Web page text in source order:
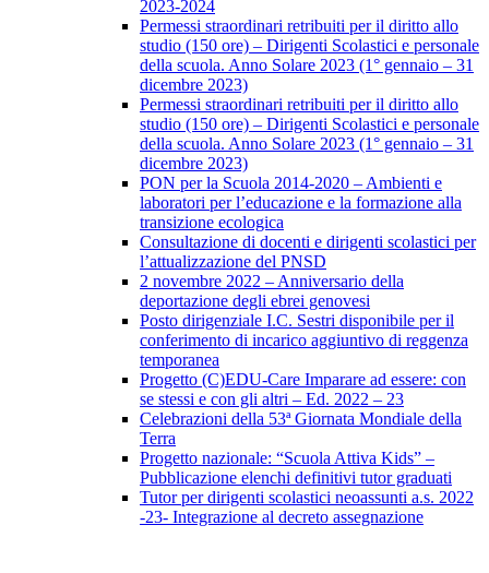
2023-2024
Permessi straordinari retribuiti per il diritto allo
studio (150 ore) – Dirigenti Scolastici e personale
della scuola. Anno Solare 2023 (1° gennaio – 31
dicembre 2023)
Permessi straordinari retribuiti per il diritto allo
studio (150 ore) – Dirigenti Scolastici e personale
della scuola. Anno Solare 2023 (1° gennaio – 31
dicembre 2023)
PON per la Scuola 2014-2020 – Ambienti e
laboratori per l’educazione e la formazione alla
transizione ecologica
Consultazione di docenti e dirigenti scolastici per
l’attualizzazione del PNSD
2 novembre 2022 – Anniversario della
deportazione degli ebrei genovesi
Posto dirigenziale I.C. Sestri disponibile per il
conferimento di incarico aggiuntivo di reggenza
temporanea
Progetto (C)EDU-Care Imparare ad essere: con
se stessi e con gli altri – Ed. 2022 – 23
Celebrazioni della 53ª Giornata Mondiale della
Terra
Progetto nazionale: “Scuola Attiva Kids” –
Pubblicazione elenchi definitivi tutor graduati
Tutor per dirigenti scolastici neoassunti a.s. 2022
-23- Integrazione al decreto assegnazione